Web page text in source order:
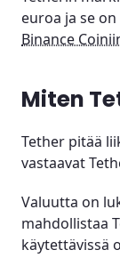
euroa ja se
Binance
Miten
Tether pitää
vastaavat
Valuutta on
mahdollistaa
käytettävissä